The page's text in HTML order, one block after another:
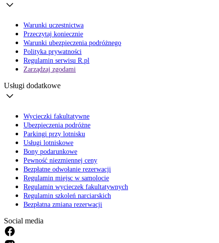
Warunki uczestnictwa
Przeczytaj koniecznie
Warunki ubezpieczenia podróżnego
Polityka prywatności
Regulamin serwisu R.pl
Zarządzaj zgodami
Usługi dodatkowe
Wycieczki fakultatywne
Ubezpieczenia podróżne
Parkingi przy lotnisku
Usługi lotniskowe
Bony podarunkowe
Pewność niezmiennej ceny
Bezpłatne odwołanie rezerwacji
Regulamin miejsc w samolocie
Regulamin wycieczek fakultatywnych
Regulamin szkoleń narciarskich
Bezpłatna zmiana rezerwacji
Social media